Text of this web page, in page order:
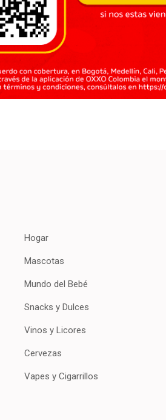
Hogar
Mascotas
Mundo del Bebé
Snacks y Dulces
Vinos y Licores
Cervezas
Vapes y Cigarrillos